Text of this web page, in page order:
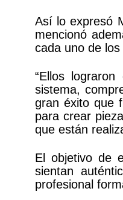
Así lo expresó
mencionó
cada uno de
“Ellos
sistema,
gran éxito que
para crear
que están
El objetivo de
sientan
profesional